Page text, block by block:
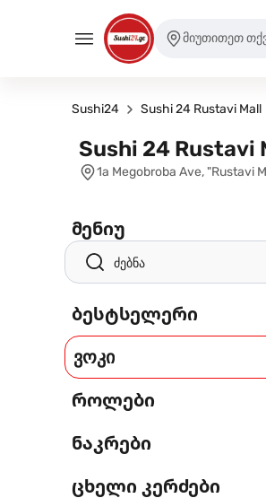
მიუთითეთ
Sushi24 Sushi 24 Rustavi Mall
Sushi 24 Rustavi
1a Megobroba Ave, "Rustavi
მენიუ
ბესტსელერი
ვოკი
როლები
ნაკრები
ცხელი კერძები